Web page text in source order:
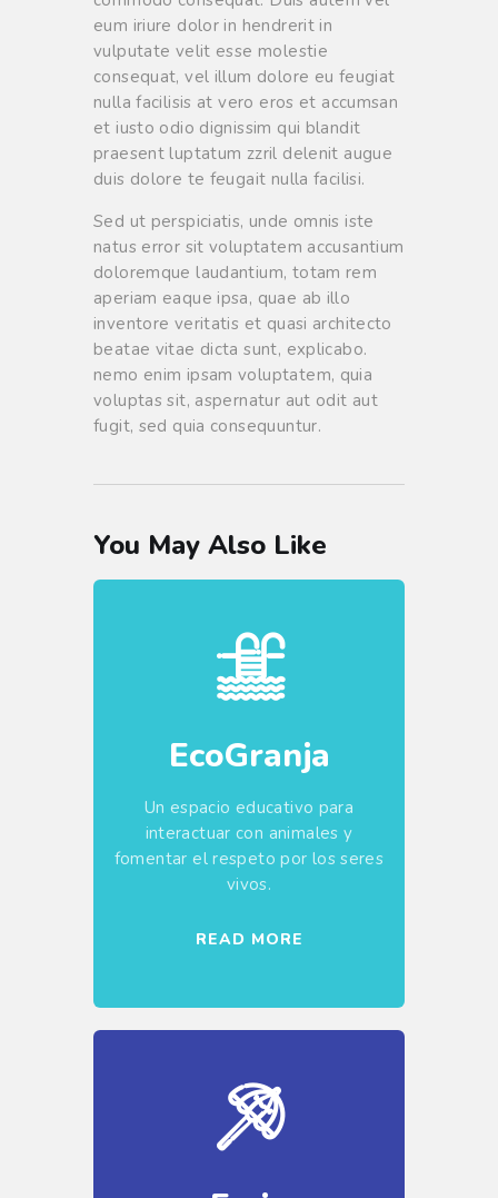
eum iriure dolor in hendrerit in
vulputate velit esse molestie
consequat, vel illum dolore eu feugiat
nulla facilisis at vero eros et accumsan
et iusto odio dignissim qui blandit
praesent luptatum zzril delenit augue
duis dolore te feugait nulla facilisi.
Sed ut perspiciatis, unde omnis iste
natus error sit voluptatem accusantium
doloremque laudantium, totam rem
aperiam eaque ipsa, quae ab illo
inventore veritatis et quasi architecto
beatae vitae dicta sunt, explicabo.
nemo enim ipsam voluptatem, quia
voluptas sit, aspernatur aut odit aut
fugit, sed quia consequuntur.
You May Also Like
EcoGranja
Un espacio educativo para
interactuar con animales y
fomentar el respeto por los seres
vivos.
READ MORE